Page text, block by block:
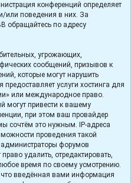
конференций определяет
или поведения в них. За
обращайтесь по адресу
угрожающих,
сообщений, призывов к
которые могут нарушить
услуги хостинга для
или международное право.
могут привести к вашему
при этом ваш провайдер
сочтём это нужным. IP-адреса
проведения такой
администраторы форумов
удалить, отредактировать,
время по своему усмотрению.
что введённая вами информация